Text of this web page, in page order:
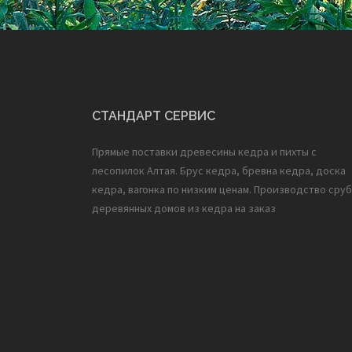
СТАНДАРТ СЕРВИС
Прямые поставки древесины кедра и пихты с
лесопилок Алтая. Брус кедра, бревна кедра, доска
кедра, вагонка по низким ценам. Производство
деревянных домов из кедра на заказ